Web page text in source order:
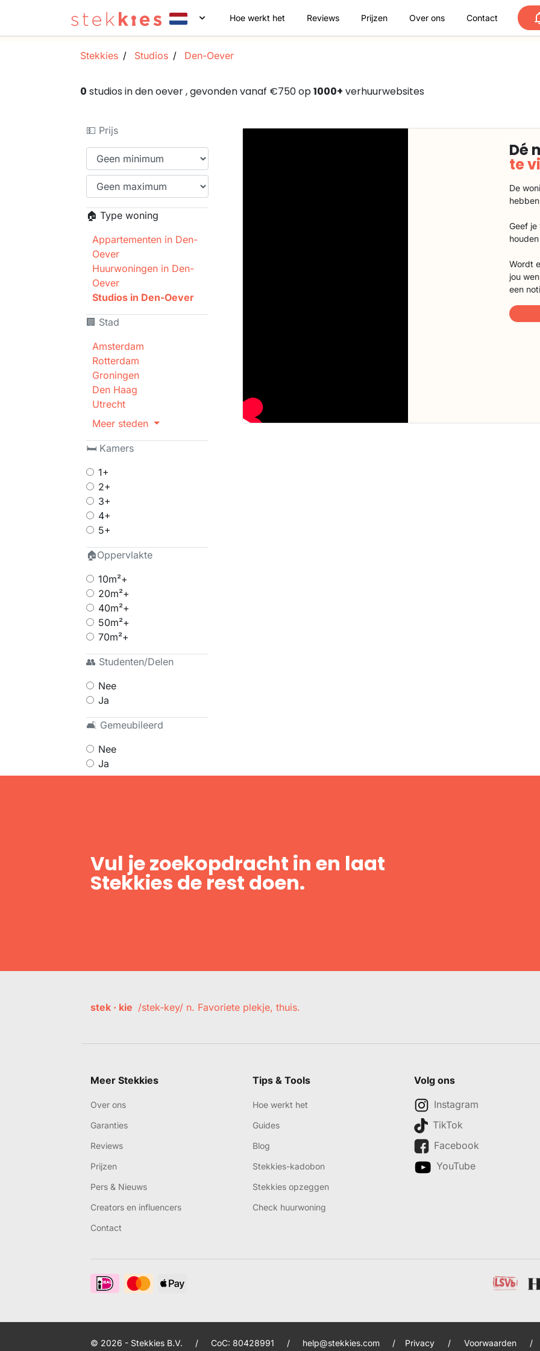
Hoe werkt het Reviews Prijzen Over ons Contact
Stekkies Studios Den-Oever
0 studios in den oever , gevonden vanaf €750 op1000+ verhuurwebsites
💵 Prijs
🏠 Type woning
Appartementen in Den-
Oever
Huurwoningen in Den-
Oever
Studios in Den-Oever
🏢 Stad
Amsterdam
Rotterdam
Groningen
Den Haag
Utrecht
Meer steden
🛏 Kamers
1+
2+
3+
4+
5+
🏠Oppervlakte
10m²+
20m²+
40m²+
50m²+
70m²+
👥 Studenten/Delen
Nee
Ja
🛋 Gemeubileerd
Nee
Ja
Dé
te
De
Geef
Wordt
jou
een
Vul je zoekopdracht in en laat
Stekkies de rest doen.
stek · kie /stek-key/ n. Favoriete plekje, thuis.
Meer Stekkies
Over ons
Garanties
Reviews
Prijzen
Pers & Nieuws
Creators en influencers
Contact
Tips & Tools
Hoe werkt het
Guides
Blog
Stekkies-kadobon
Stekkies opzeggen
Check huurwoning
Volg ons
Instagram
TikTok
Facebook
YouTube
© 2026 - Stekkies B.V. / CoC: 80428991 / help@stekkies.com / Privacy / Voorwaarden /